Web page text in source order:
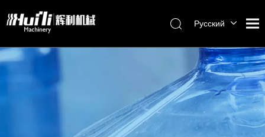
Pусский
العربية
Français
Español
Português